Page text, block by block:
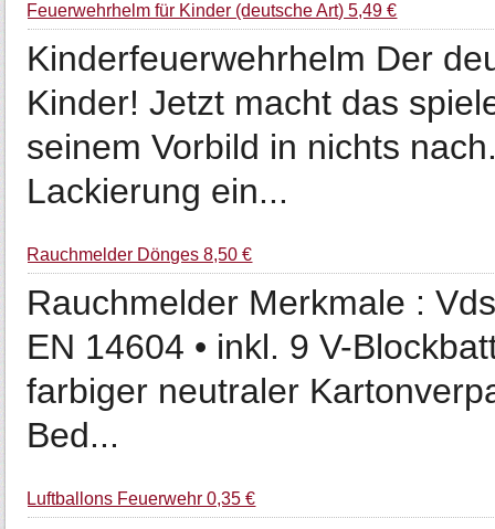
Feuerwehrhelm für Kinder (deutsche Art) 5,49 €
Kinderfeuerwehrhelm Der
Kinder! Jetzt macht das
seinem Vorbild in nichts
Lackierung ein...
Rauchmelder Dönges 8,50 €
Rauchmelder Merkmale :
EN 14604 • inkl. 9 V-
farbiger neutraler
Bed...
Luftballons Feuerwehr 0,35 €